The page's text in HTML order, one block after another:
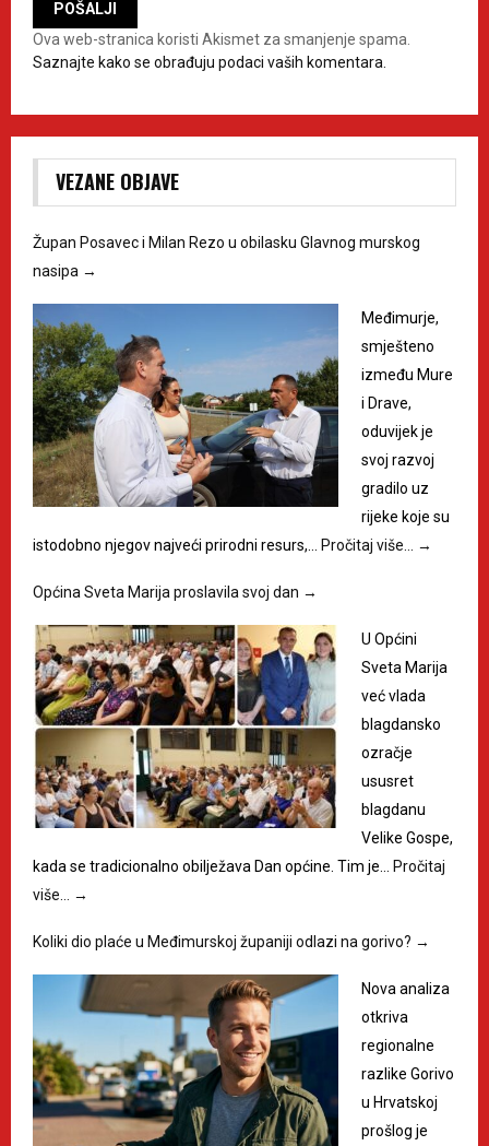
Ova web-stranica koristi Akismet za smanjenje spama.
Saznajte kako se obrađuju podaci vaših komentara.
VEZANE OBJAVE
Župan Posavec i Milan Rezo u obilasku Glavnog murskog
nasipa →
Međimurje,
smješteno
između Mure
i Drave,
oduvijek je
svoj razvoj
gradilo uz
rijeke koje su
istodobno njegov najveći prirodni resurs,… Pročitaj više… →
Općina Sveta Marija proslavila svoj dan →
U Općini
Sveta Marija
već vlada
blagdansko
ozračje
ususret
blagdanu
Velike Gospe,
kada se tradicionalno obilježava Dan općine. Tim je… Pročitaj
više…
→
Koliki dio plaće u Međimurskoj županiji odlazi na gorivo? →
Nova analiza
otkriva
regionalne
razlike Gorivo
u Hrvatskoj
prošlog je